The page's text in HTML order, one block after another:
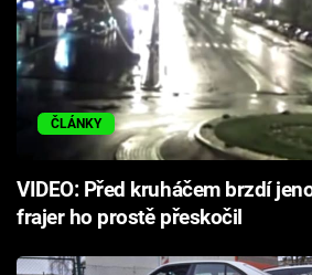
ČLÁNKY
VIDEO: Před kruháčem brzdí
frajer ho prostě přeskočil